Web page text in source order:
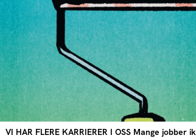
VI HAR FLERE KARRIERER I OSS Mange